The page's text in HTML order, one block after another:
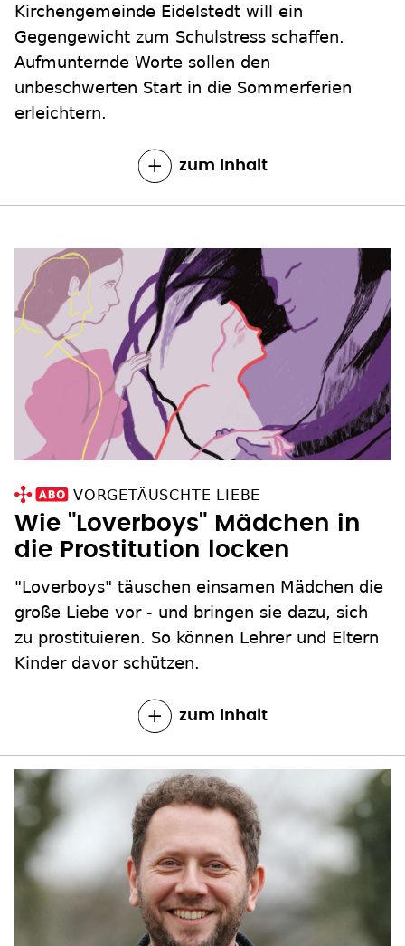
Kirchengemeinde Eidelstedt will ein
Gegengewicht zum Schulstress schaffen.
Aufmunternde Worte sollen den
unbeschwerten Start in die Sommerferien
erleichtern.
zum Inhalt
VORGETÄUSCHTE LIEBE
Wie "Loverboys" Mädchen in
die Prostitution locken
"Loverboys" täuschen einsamen Mädchen die
große Liebe vor - und bringen sie dazu, sich
zu prostituieren. So können Lehrer und Eltern
Kinder davor schützen.
zum Inhalt